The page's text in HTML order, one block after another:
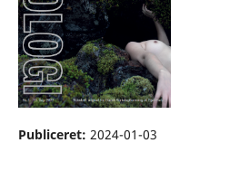
Publiceret: 2024-01-03